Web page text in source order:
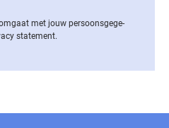
met jouw per­soons­ge­ge­
statement.